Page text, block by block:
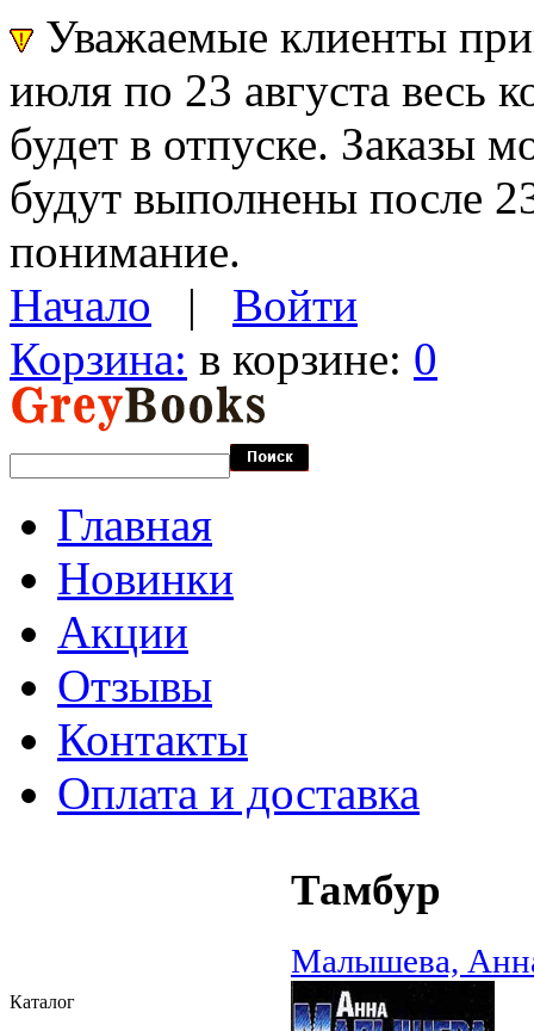
Уважаемые клиенты
июля по 23 августа весь
будет в отпуске. Заказы
будут выполнены после
понимание.
Начало | Войти
Корзина: в корзине: 0
Главная
Новинки
Акции
Отзывы
Контакты
Оплата и доставка
Каталог
Тамбур
Малышева,